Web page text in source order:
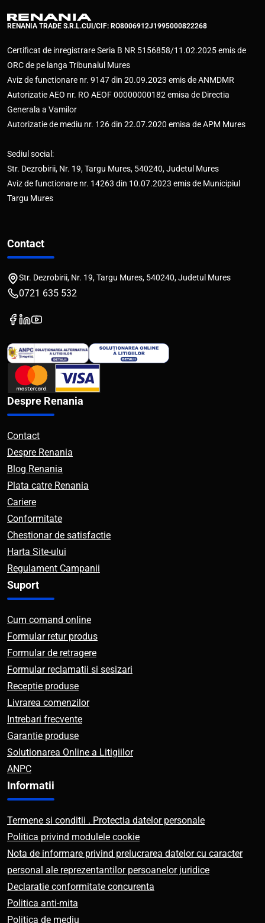
RENANIA TRADE S.R.L.CUI/CIF: RO8006912J1995000822268
Certificat de inregistrare Seria B NR 5156858/11.02.2025 emis de
ORC de pe langa Tribunalul Mures
Aviz de functionare nr. 9147 din 20.09.2023 emis de ANMDMR
Autorizatie AEO nr. RO AEOF 00000000182 emisa de Directia
Generala a Vamilor
Autorizatie de mediu nr. 126 din 22.07.2020 emisa de APM Mures
Sediul social:
Str. Dezrobirii, Nr. 19, Targu Mures, 540240, Judetul Mures
Aviz de functionare nr. 14263 din 10.07.2023 emis de Municipiul
Targu Mures
Contact
Str. Dezrobirii, Nr. 19, Targu Mures, 540240, Judetul Mures
0721 635 532
Despre Renania
Contact
Despre Renania
Blog Renania
Plata catre Renania
Cariere
Conformitate
Chestionar de satisfactie
Harta Site-ului
Regulament Campanii
Suport
Cum comand online
Formular retur produs
Formular de retragere
Formular reclamatii si sesizari
Receptie produse
Livrarea comenzilor
Intrebari frecvente
Garantie produse
Solutionarea Online a Litigiilor
ANPC
Informatii
Termene si conditii . Protectia datelor personale
Politica privind modulele cookie
Nota de informare privind prelucrarea datelor cu caracter
personal ale reprezentantilor persoanelor juridice
Declaratie conformitate concurenta
Politica anti-mita
Politica de mediu